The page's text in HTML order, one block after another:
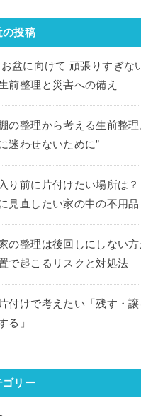
の投稿
お盆に向けて 頑張りすぎな
前整理と災害への備え
の整理から考える生前整理
迷わせないために”
り前に片付けたい場所は
見直したい家の中の不用品
の整理は後回しにしない
置で起こるリスクと対処法
付けで考えたい「残す・譲
る」
ゴリー